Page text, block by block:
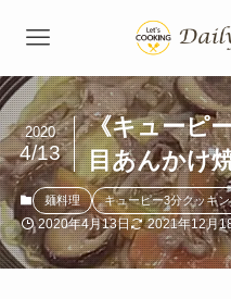
《キューピ
目あんかけ
2020
4/13
麺料理 キューピー3分クッキ
2020年4月13日 2021年12月